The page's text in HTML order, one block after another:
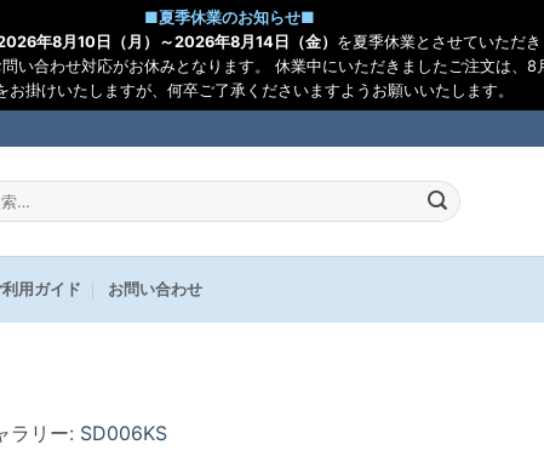
■夏季休業のお知らせ■
年8月10日（月）～2026年8月14日（金） を夏季休業とさせていただき
い合わせ対応がお休みとなります。 休業中にいただきましたご注文は、8
お掛けいたしますが、何卒ご了承くださいますようお願いいたします。
利用ガイド お問い合わせ
ラリー: SD006KS